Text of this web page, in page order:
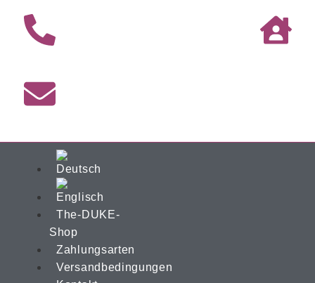
The-DUKE-
Shop
Zahlungsarten
Versandbedingungen